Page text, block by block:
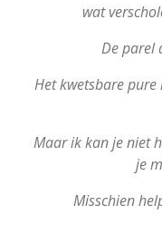
wat
De parel
Het kwetsbare
Maar ik kan je niet
je
Misschien